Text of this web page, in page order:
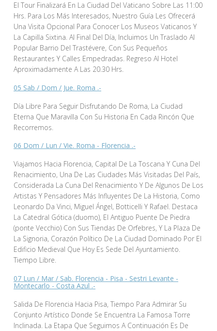
El Tour Finalizará En La Ciudad Del Vaticano Sobre Las 11:00
Hrs. Para Los Más Interesados, Nuestro Guía Les Ofrecerá
Una Visita Opcional Para Conocer Los Museos Vaticanos Y
La Capilla Sixtina. Al Final Del Día, Incluimos Un Traslado Al
Popular Barrio Del Trastévere, Con Sus Pequeños
Restaurantes Y Calles Empedradas. Regreso Al Hotel
Aproximadamente A Las 20.30 Hrs.
05 Sab / Dom / Jue. Roma .-
Día Libre Para Seguir Disfrutando De Roma, La Ciudad
Eterna Que Maravilla Con Su Historia En Cada Rincón Que
Recorremos.
06 Dom / Lun / Vie. Roma - Florencia .-
Viajamos Hacia Florencia, Capital De La Toscana Y Cuna Del
Renacimiento, Una De Las Ciudades Más Visitadas Del País,
Considerada La Cuna Del Renacimiento Y De Algunos De Los
Artistas Y Pensadores Más Influyentes De La Historia, Como
Leonardo Da Vinci, Miguel Ángel, Botticelli Y Rafael. Destaca
La Catedral Gótica (duomo), El Antiguo Puente De Piedra
(ponte Vecchio) Con Sus Tiendas De Orfebres, Y La Plaza De
La Signoria, Corazón Político De La Ciudad Dominado Por El
Edificio Medieval Que Hoy Es Sede Del Ayuntamiento.
Tiempo Libre.
07 Lun / Mar / Sab. Florencia - Pisa - Sestri Levante -
Montecarlo - Costa Azul .-
Salida De Florencia Hacia Pisa, Tiempo Para Admirar Su
Conjunto Artístico Donde Se Encuentra La Famosa Torre
Inclinada. La Etapa Que Seguimos A Continuación Es De